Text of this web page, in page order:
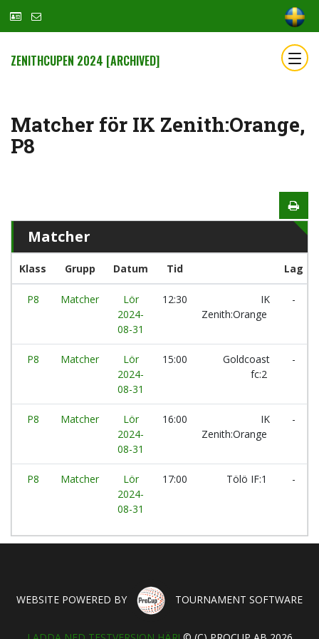
ZENITHCUPEN 2024 [ARCHIVED]
Matcher för IK Zenith:Orange,
P8
Matcher
Klass Grupp Datum Tid Lag
P8 Matcher
Lör
2024-
08-31
12:30
IK
Zenith:Orange
-
P8 Matcher
Lör
2024-
08-31
15:00
Goldcoast
fc:2
-
P8 Matcher
Lör
2024-
08-31
16:00
IK
Zenith:Orange
-
P8 Matcher
Lör
2024-
08-31
17:00 Tölö IF:1 -
WEBSITE POWERED BY TOURNAMENT SOFTWARE